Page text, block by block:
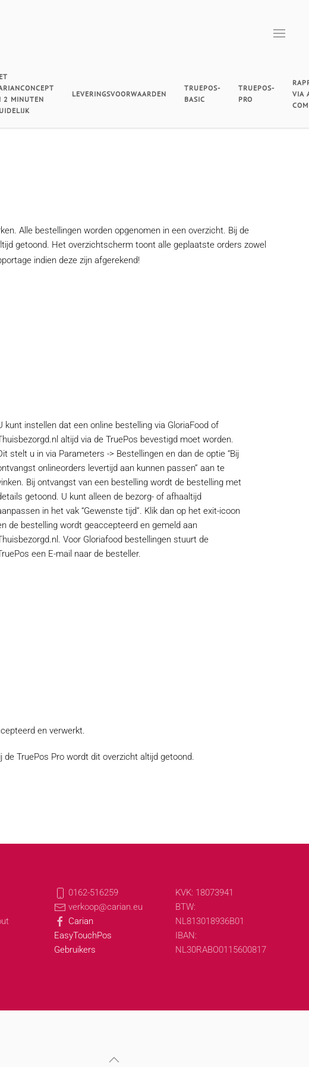
2 MINUTEN
LEVERINGSVOORWAARDEN
TRUEPOS-
BASIC
TRUEPOS-
PRO
VIA
Alle bestellingen worden opgenomen in een overzicht. Bij de
getoond. Het overzichtscherm toont alle geplaatste orders zowel
indien deze zijn afgerekend!
kunt instellen dat een online bestelling via GloriaFood of
altijd via de TruePos bevestigd moet worden.
stelt u in via Parameters -> Bestellingen en dan de optie “Bij
onlineorders levertijd aan kunnen passen” aan te
Bij ontvangst van een bestelling wordt de bestelling met
getoond. U kunt alleen de bezorg- of afhaaltijd
in het vak “Gewenste tijd”. Klik dan op het exit-icoon
de bestelling wordt geaccepteerd en gemeld aan
Voor Gloriafood bestellingen stuurt de
een E-mail naar de besteller.
en verwerkt.
TruePos Pro wordt dit overzicht altijd getoond.
0162-516259
verkoop@carian.eu
Carian
EasyTouchPos
Gebruikers
KVK: 18073941
BTW:
NL813018936B01
IBAN:
NL30RABO0115600817